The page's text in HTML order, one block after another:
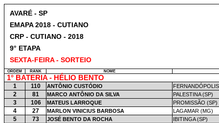
AVARÉ - SP
EMAPA 2018 - CUTIANO
CRP - CUTIANO - 2018
9° ETAPA
SEXTA-FEIRA - SORTEIO
ORDEM RANK NOME
1° BATERIA - HÉLIO BENTO
1 110 ANTÔNIO CUSTÓDIO
2 81 MARCO ANTÔNIO DA SILVA PALESTINA (SP)
3 106 MATEUS LARROQUE PROMISSÃO (SP)
4 27 MARLON VINICIUS BARBOSA LAGAMAR (MG)
5 73 JOSÉ BENTO DA ROCHA IBITINGA (SP)